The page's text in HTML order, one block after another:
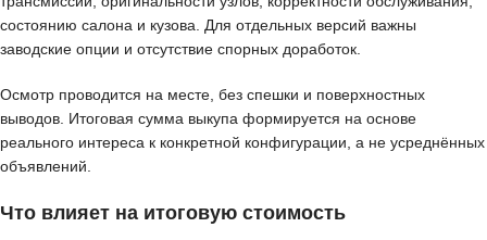
состоянию салона и кузова. Для отдельных версий важны
заводские опции и отсутствие спорных доработок.
Осмотр проводится на месте, без спешки и поверхностных
выводов. Итоговая сумма выкупа формируется на основе
реального интереса к конкретной конфигурации, а не усреднённых
объявлений.
Что влияет на итоговую стоимость